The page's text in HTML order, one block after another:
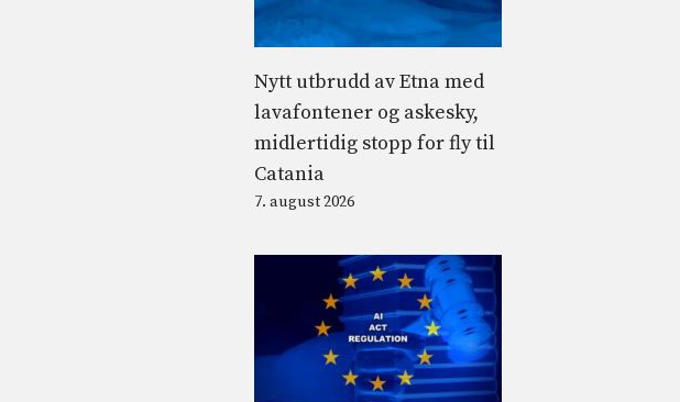
Nytt utbrudd av Etna med
lavafontener og askesky,
midlertidig stopp for fly til
Catania
7. august 2026